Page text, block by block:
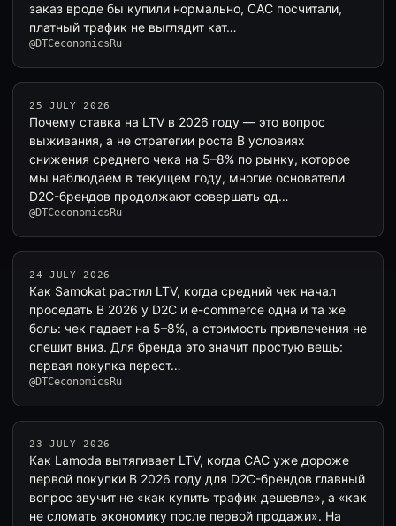
заказ вроде бы купили нормально, CAC посчитали,
платный трафик не выглядит кат…
@DTCeconomicsRu
25 JULY 2026
Почему ставка на LTV в 2026 году — это вопрос
выживания, а не стратегии роста В условиях
снижения среднего чека на 5–8% по рынку, которое
мы наблюдаем в текущем году, многие основатели
D2C-брендов продолжают совершать од…
@DTCeconomicsRu
24 JULY 2026
Как Samokat растил LTV, когда средний чек начал
проседать В 2026 у D2C и e-commerce одна и та же
боль: чек падает на 5–8%, а стоимость привлечения не
спешит вниз. Для бренда это значит простую вещь:
первая покупка перест…
@DTCeconomicsRu
23 JULY 2026
Как Lamoda вытягивает LTV, когда CAC уже дороже
первой покупки В 2026 году для D2C-брендов главный
вопрос звучит не «как купить трафик дешевле», а «как
не сломать экономику после первой продажи». На